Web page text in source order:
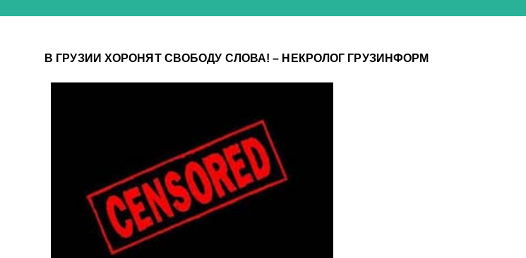
В ГРУЗИИ ХОРОНЯТ СВОБОДУ СЛОВА! – НЕКРОЛОГ ГРУЗИНФОРМ